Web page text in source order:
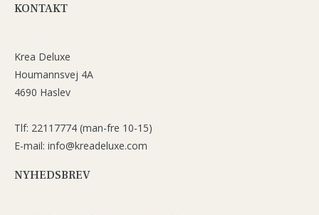
KONTAKT
Krea Deluxe
Houmannsvej 4A
4690 Haslev
Tlf: 22117774 (man-fre 10-15)
E-mail: info@kreadeluxe.com
NYHEDSBREV